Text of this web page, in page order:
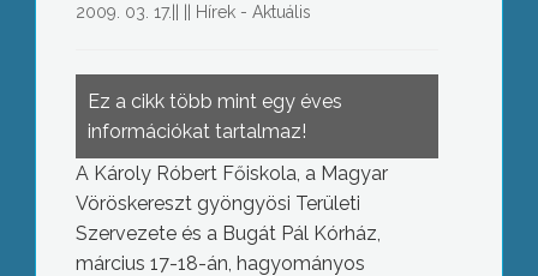
2009. 03. 17. Hírek - Aktuális
Ez a cikk több mint egy éves
információkat tartalmaz!
A Károly Róbert Főiskola, a Magyar
Vöröskereszt gyöngyösi Területi
Szervezete és a Bugát Pál Kórház,
március 17-18-án, hagyományos